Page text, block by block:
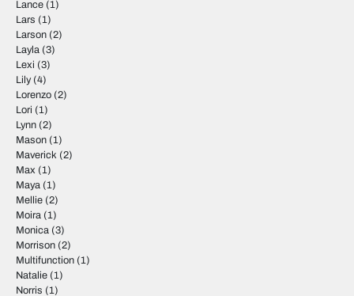
Lance (1)
Lars (1)
Larson (2)
Layla (3)
Lexi (3)
Lily(4)
Lorenzo (2)
Lori (1)
Lynn (2)
Mason (1)
Maverick (2)
Max (1)
Maya (1)
Mellie (2)
Moira (1)
Monica (3)
Morrison (2)
Multifunction (1)
Natalie (1)
Norris (1)